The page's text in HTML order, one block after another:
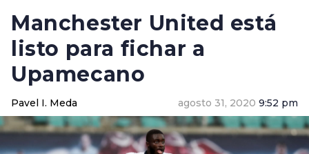
Manchester United está
listo para fichar a
Upamecano
Pavel I. Meda agosto 31, 2020 9:52 pm